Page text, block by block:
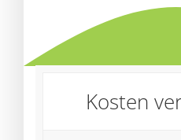
Kosten